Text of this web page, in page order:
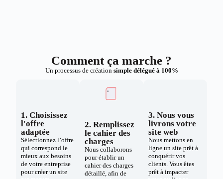
Comment ça marche ?
Un processus de création simple délégué à 100%
1. Choisissez
l'offre
adaptée
Sélectionnez l’offre
qui correspond le
mieux aux besoins
de votre entreprise
pour créer un site
2. Remplissez
le cahier des
charges
Nous collaborons
pour établir un
cahier des charges
détaillé, afin de
3. Nous vous
livrons votre
site web
Nous mettons en
ligne un site prêt à
conquérir vos
clients. Vous êtes
prêt à impacter